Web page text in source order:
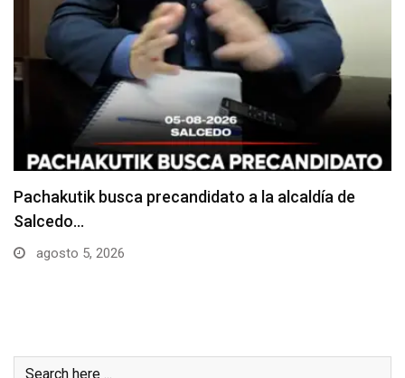
Choque entre dos camiones deja daños materiales
junio 24, 2026